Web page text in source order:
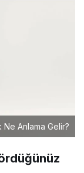
Anlama Gelir?